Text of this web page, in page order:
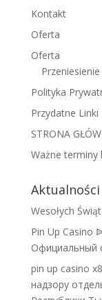
Kontakt
Oferta
Oferta
Polityka
Przydatne Linki
STRONA
Ważne
Wesołych Świąt
Pin Up Casino
Официальный
pin up casino
надзору